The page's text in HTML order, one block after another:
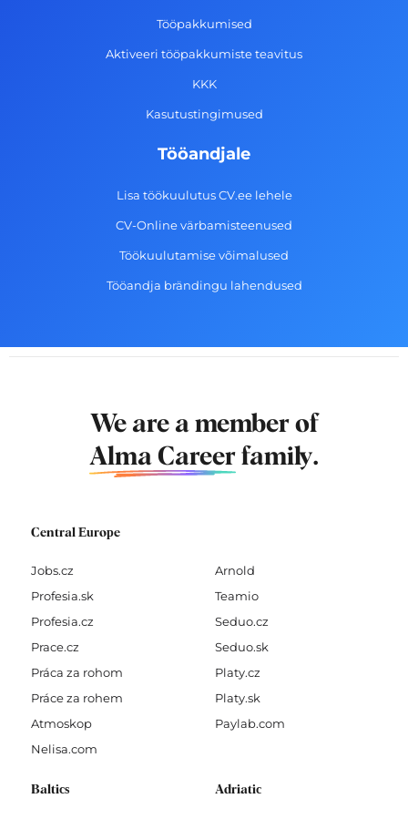
-
a
m
n
Tööpakkumised
Aktiveeri tööpakkumiste teavitus
KKK
Kasutustingimused
Tööandjale
Lisa töökuulutus CV.ee lehele
CV-Online värbamisteenused
Töökuulutamise võimalused
Tööandja brändingu lahendused
We are a member of
Alma Career family.
Central Europe
Jobs.cz
Profesia.sk
Profesia.cz
Prace.cz
Práca za rohom
Práce za rohem
Atmoskop
Nelisa.com
Arnold
Teamio
Seduo.cz
Seduo.sk
Platy.cz
Platy.sk
Paylab.com
Baltics Adriatic